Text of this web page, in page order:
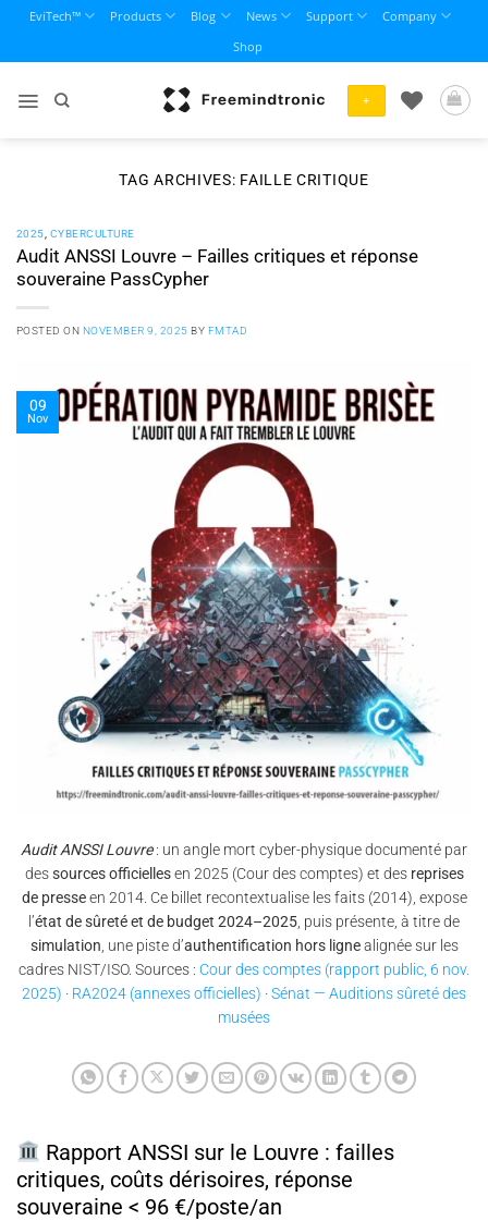
content
EviTech™ Products Blog News Support
Company
Shop
+
TAG ARCHIVES: FAILLE CRITIQUE
2025 CYBERCULTURE
Audit ANSSI Louvre – Failles critiques et réponse
souveraine PassCypher
POSTED ON NOVEMBER 9, 2025 BY FMTAD
09
Nov
Audit ANSSI Louvre: un angle mort cyber-physique documenté par
dessources officiellesen 2025 (Cour des comptes) et des reprises
de presseen 2014. Ce billet recontextualise les faits (2014), expose
l’état de sûreté et de budget 2024–2025, puis présente, à titre de
simulation, une piste d’authentification hors lignealignée sur les
cadres NIST/ISO. Sources : Cour des comptes (rapport public, 6 nov.
2025) · RA2024 (annexes officielles) ·Sénat — Auditions sûreté des
musées
Rapport ANSSI sur le Louvre : failles
critiques, coûts dérisoires, réponse
souveraine < 96 €/poste/an